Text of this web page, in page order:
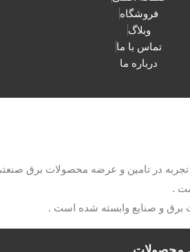
فروشگاه
وبلاگ
تماس با ما
درباره ما
آقای ستوده با بیش از 40 سال تجربه در تامین و
.
برق و صنایع وابسته شده است .